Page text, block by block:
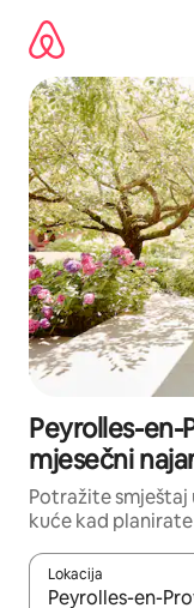
sadržaj
Peyrolles-en-
mjesečni
Potražite smještaj
kuće kad
Lokacija
Kada budu